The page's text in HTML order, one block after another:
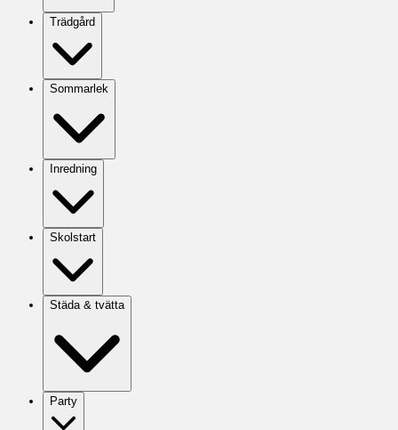
Trädgård
Sommarlek
Inredning
Skolstart
Städa & tvätta
Party